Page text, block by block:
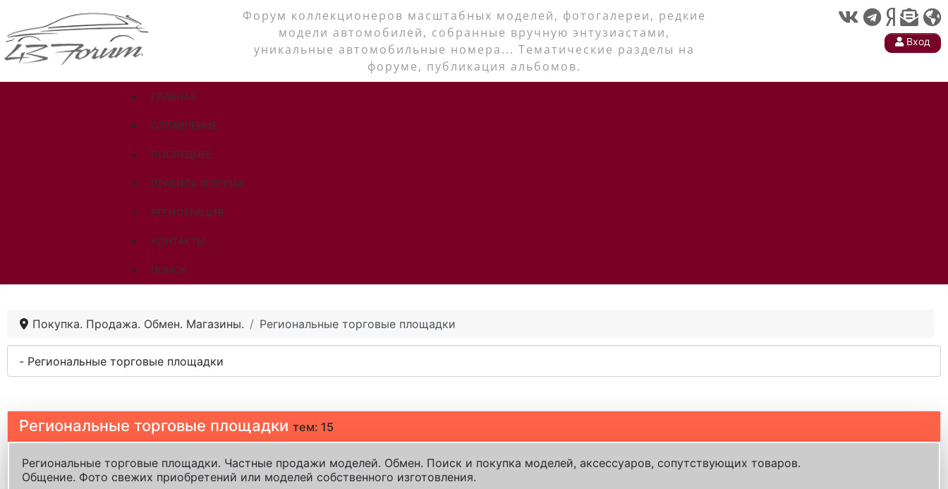
Форум коллекционеров масштабных моделей, фотогалереи, редкие
модели автомобилей, собранные вручную энтузиастами,
уникальные автомобильные номера... Тематические разделы на
форуме, публикация альбомов.
Вход
ГЛАВНАЯ
ОГЛАВЛЕНИЕ
ПОСЛЕДНЕЕ
ПРАВИЛА ФОРУМА
РЕГИСТРАЦИЯ
КОНТАКТЫ
ПОИСК
Покупка. Продажа. Обмен. Магазины. Региональные торговые площадки
Региональные торговые площадки тем: 15
Региональные торговые площадки. Частные продажи моделей. Обмен. Поиск и покупка моделей, аксессуаров, сопутствующих товаров.
Общение. Фото свежих приобретений или моделей собственного изготовления.